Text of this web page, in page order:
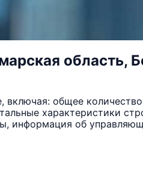
область,
общее
характеристики
информация об